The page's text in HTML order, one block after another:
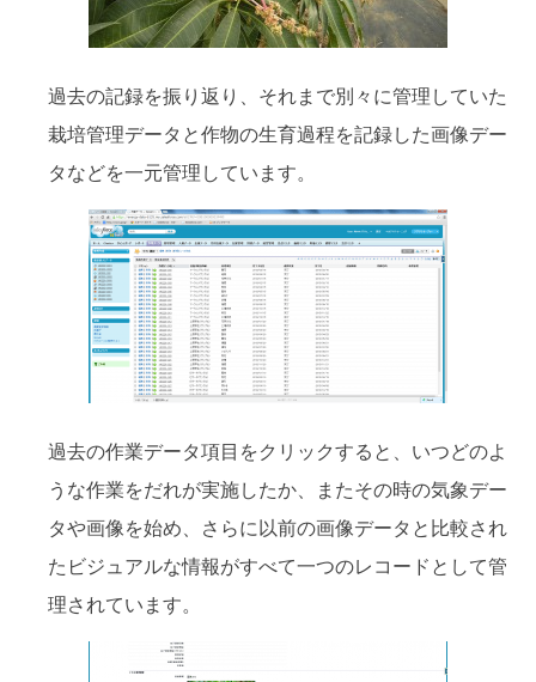
過去の記録を振り返り、それまで別々に管理していた
栽培管理データと作物の生育過程を記録した画像デー
タなどを一元管理しています。
過去の作業データ項目をクリックすると、いつどのよ
うな作業をだれが実施したか、またその時の気象デー
タや画像を始め、さらに以前の画像データと比較され
たビジュアルな情報がすべて一つのレコードとして管
理されています。